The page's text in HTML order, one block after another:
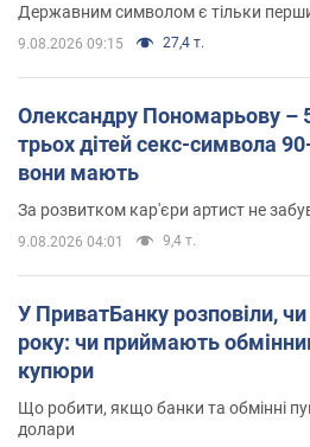
Державним символом є тільки
9.08.2026 09:15 27,4 т.
Олександру Пономарьову –
трьох дітей секс-символа
вони мають
За розвитком кар'єри артист не
9.08.2026 04:01 9,4 т.
У ПриватБанку розповіли,
року: чи приймають
купюри
Що робити, якщо банки та обмінні
долари